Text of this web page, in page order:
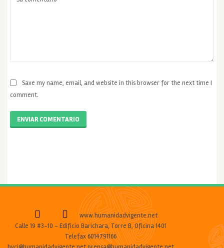
Save my name, email, and website in this browser for the next time I
comment.
ENVIAR COMENTARIO
www.humanidadvigente.net
Calle 19 #3-10 - Edificio Barichara, Torre B, Oficina 1401
Telefax 6014791166